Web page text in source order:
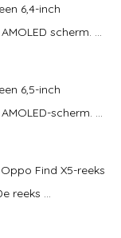
6,4-inch
scherm. ...
6,5-inch
scherm. ...
Find X5-reeks
reeks ...